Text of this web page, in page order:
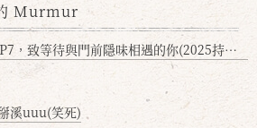
Murmur
致等待與門前隱味相遇的你(2025持續更新
溪uuu(笑死)